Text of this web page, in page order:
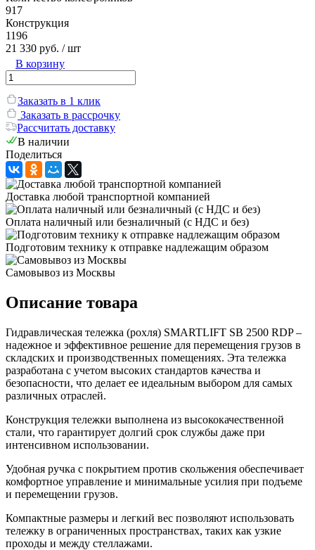
917
Конструкция
1196
21 330 руб. / шт
В корзину
Заказать в 1 клик
Заказать в рассрочку
Рассчитать доставку
В наличии
Поделиться
Доставка любой транспортной компанией
Оплата наличный или безналичный (с НДС и без)
Подготовим технику к отправке надлежащим образом
Самовывоз из Москвы
Описание товара
Гидравлическая тележка (рохля) SMARTLIFT SB 2500 RDP –
надежное и эффективное решение для перемещения грузов в
складских и производственных помещениях. Эта тележка
разработана с учетом высоких стандартов качества и
безопасности, что делает ее идеальным выбором для самых
различных отраслей.
Конструкция тележки выполнена из высококачественной
стали, что гарантирует долгий срок службы даже при
интенсивном использовании.
Удобная ручка с покрытием против скольжения обеспечивает
комфортное управление и минимальные усилия при подъеме
и перемещении грузов.
Компактные размеры и легкий вес позволяют использовать
тележку в ограниченных пространствах, таких как узкие
проходы и между стеллажами.